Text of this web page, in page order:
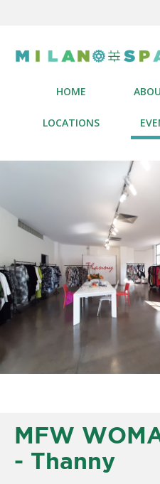
HOME
LOCATIONS
MFW
- Thanny